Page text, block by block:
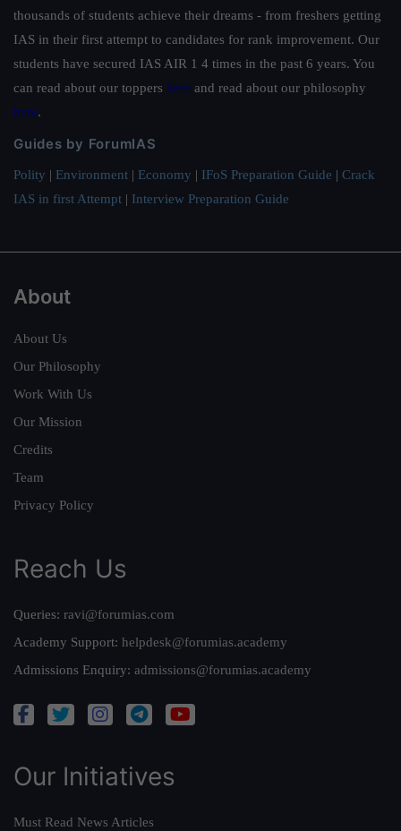
thousands of students achieve their dreams - from freshers getting
IAS in their first attempt to candidates for rank improvement. Our
students have secured IAS AIR 1 4 times in the past 6 years. You
can read about our toppers here and read about our philosophy
here.
Guides by ForumIAS
Polity | Environment | Economy | IFoS Preparation Guide | Crack
IAS in first Attempt | Interview Preparation Guide
About
About Us
Our Philosophy
Work With Us
Our Mission
Credits
Team
Privacy Policy
Reach Us
Queries: ravi@forumias.com
Academy Support: helpdesk@forumias.academy
Admissions Enquiry: admissions@forumias.academy
Our Initiatives
Must Read News Articles